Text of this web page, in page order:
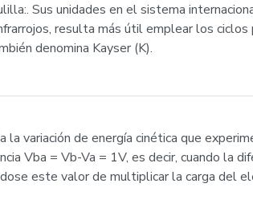
Sus unidades en el sistema
resulta más útil emplear los
denomina Kayser (K).
variación de energía cinética que
Vba = Vb-Va = 1V, es decir, cuando la
este valor de multiplicar la carga del